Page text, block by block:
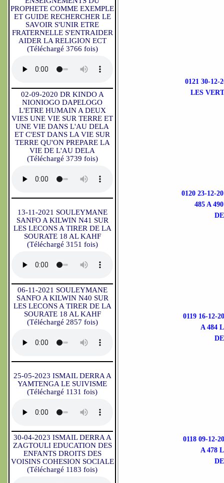
PROPHETE COMME EXEMPLE
ET GUIDE RECHERCHER LE
SAVOIR S'UNIR ETRE
FRATERNELLE S'ENTRAIDER
AIDER LA RELIGION ECT
(Téléchargé 3766 fois)
02-09-2020 DR KINDO A
NIONIOGO DAPELOGO
L'ETRE HUMAIN A DEUX
VIES UNE VIE SUR TERRE ET
UNE VIE DANS L'AU DELA
ET C'EST DANS LA VIE SUR
TERRE QU'ON PREPARE LA
VIE DE L'AU DELA
(Téléchargé 3739 fois)
13-11-2021 SOULEYMANE
SANFO A KILWIN N41 SUR
LES LECONS A TIRER DE LA
SOURATE 18 AL KAHF
(Téléchargé 3151 fois)
06-11-2021 SOULEYMANE
SANFO A KILWIN N40 SUR
LES LECONS A TIRER DE LA
SOURATE 18 AL KAHF
(Téléchargé 2857 fois)
25-05-2023 ISMAIL DERRA A
YAMTENGA LE SUIVISME
(Téléchargé 1131 fois)
30-04-2023 ISMAIL DERRA A
ZAGTOULI EDUCATION DES
ENFANTS DROITS DES
VOISINS COHESION SOCIALE
(Téléchargé 1183 fois)
0121 30-
LES
0120 23-12-
485 A
0119 16-12-
A 484
0118 09-12-
A 478